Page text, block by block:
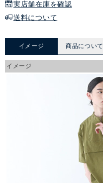
実店舗在庫を確認
送料について
イメージ 商品について
イメージ